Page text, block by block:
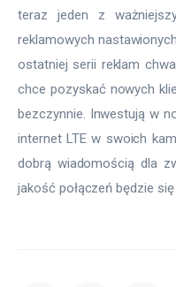
teraz jeden z
reklamowych
ostatniej serii reklam
chce pozyskać nowych
bezczynnie. Inwestują w
internet LTE w swoich
dobrą wiadomością dla
jakość połączeń będzie